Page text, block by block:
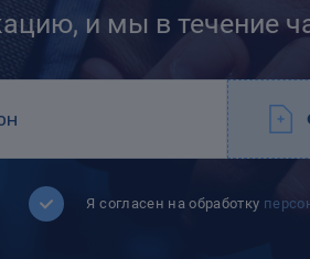
и мы в течение
Я согласен на обработку